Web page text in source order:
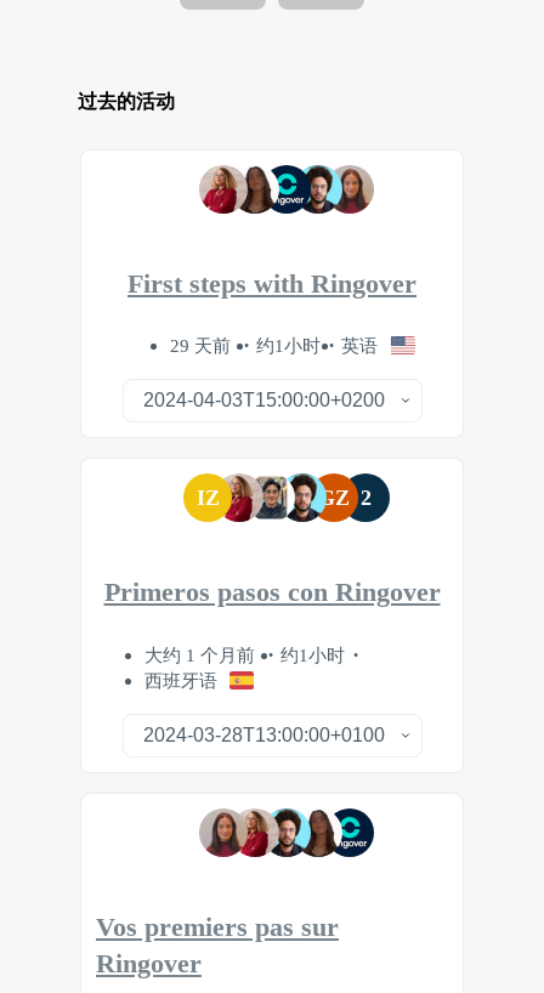
过去的活动
First steps with Ringover
29 天前 约1小时 英语
IZ GZ 2
Primeros pasos con Ringover
大约 1 个月前
约1小时
西班牙语
Vos premiers pas sur
Ringover